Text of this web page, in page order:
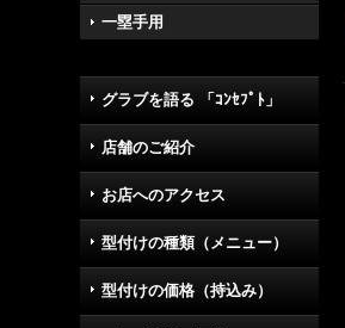
一塁手用
グラブを語る 「ｺﾝｾﾌﾟﾄ」
店舗のご紹介
お店へのアクセス
型付けの種類（メニュー）
型付けの価格（持込み）